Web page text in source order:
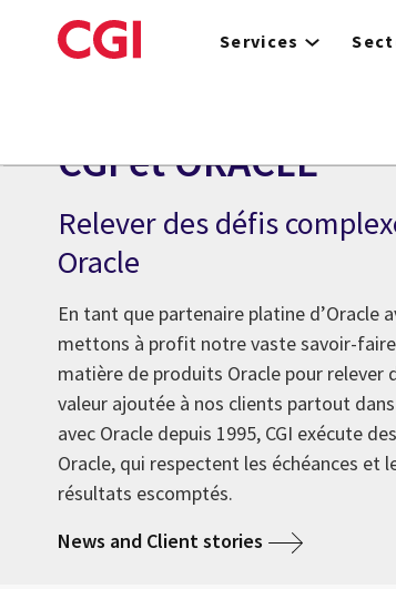
to
Services
CGI et ORACLE
Relever des défis
Oracle
En tant que partenaire platine d’Oracle
mettons à profit notre vaste savoir-
matière de produits Oracle pour relever
valeur ajoutée à nos clients partout
avec Oracle depuis 1995, CGI exécute
Oracle, qui respectent les échéances
résultats escomptés.
News and Client stories